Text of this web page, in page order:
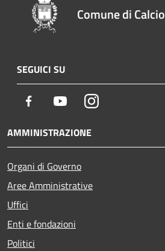
Comune di Calcio
SEGUICI SU
Facebook YoutubeInstagram
AMMINISTRAZIONE
Organi di Governo
Aree Amministrative
Uffici
Enti e fondazioni
Politici